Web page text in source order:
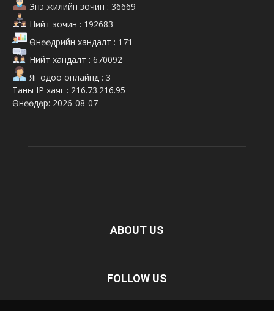
Энэ жилийн зочин : 36669
Нийт зочин : 192683
Өнөөдрийн хандалт : 171
Нийт хандалт : 670092
Яг одоо онлайнд : 3
Таны IP хаяг : 216.73.216.95
Өнөөдөр: 2026-08-07
ABOUT US
FOLLOW US